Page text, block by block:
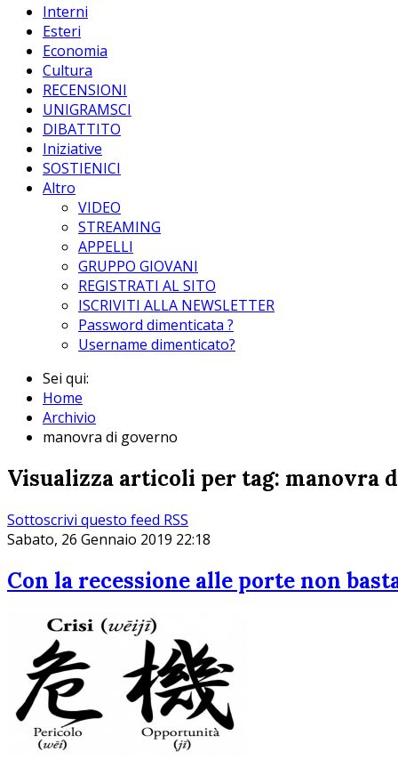
Interni
Esteri
Economia
Cultura
RECENSIONI
UNIGRAMSCI
DIBATTITO
Iniziative
SOSTIENICI
Altro
VIDEO
STREAMING
APPELLI
GRUPPO GIOVANI
REGISTRATI AL SITO
ISCRIVITI ALLA NEWSLETTER
Password dimenticata ?
Username dimenticato?
Sei qui:
Home
Archivio
manovra di governo
Visualizza articoli per tag: manovra
Sottoscrivi questo feed RSS
Sabato, 26 Gennaio 2019 22:18
Con la recessione alle porte non